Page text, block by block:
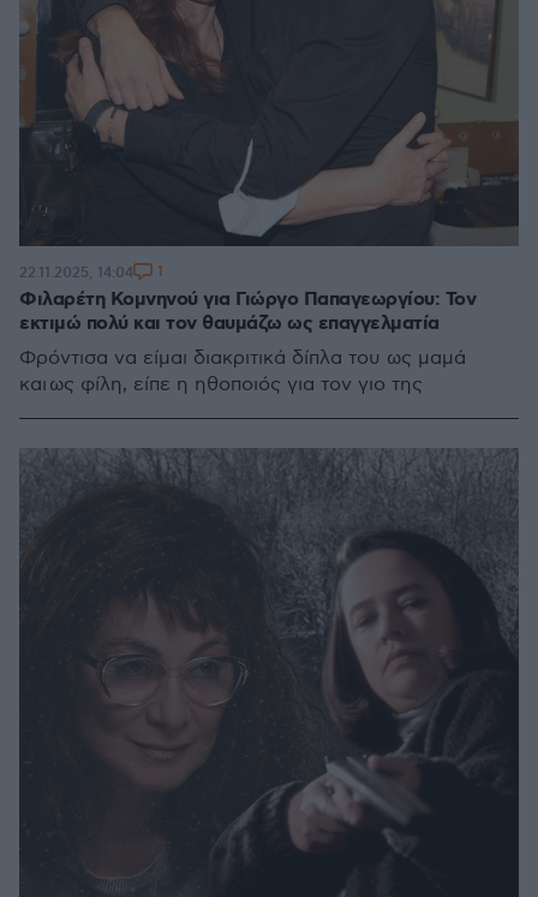
Φιλαρέτη Κομνηνού για Γιώργο Παπαγεωργίου: Τον
εκτιμώ πολύ και τον θαυμάζω ως επαγγελματία
Φρόντισα να είμαι διακριτικά δίπλα του ως μαμά
και ως φίλη, είπε η ηθοποιός για τον γιο της
22.11.2025, 14:04 1